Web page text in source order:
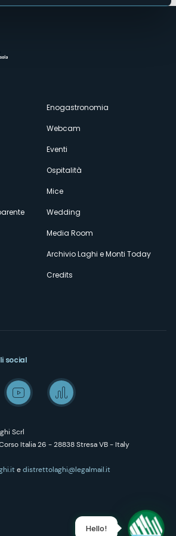
Enogastronomia
Webcam
Eventi
Ospitalità
Mice
Wedding
Media Room
Archivio Laghi e Monti Today
Credits
Scrl
Italia 26 - 28838 Stresa VB - Italy
edistrettolaghi@legalmail.it
social